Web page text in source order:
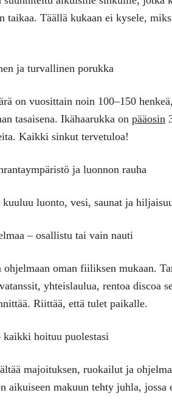
taikaa. Täällä kukaan ei kysele,
ja turvallinen porukka
on vuosittain noin 100–150
tasaisena. Ikähaarukka on pääosin
Kaikki sinkut tervetuloa!
ja luonnon rauha
kuuluu luonto, vesi, saunat ja
– osallistu tai vain nauti
ohjelmaan oman fiiliksen mukaan.
yhteislaulua, rentoa discoa
Riittää, että tulet paikalle.
kaikki hoituu puolestasi
majoituksen, ruokailut ja
aikuiseen makuun tehty juhla, jossa